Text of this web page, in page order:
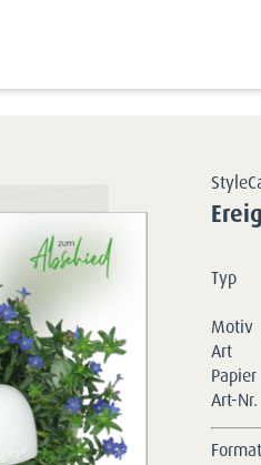
Typ
Motiv
Art
Papier
Art-Nr.
Format